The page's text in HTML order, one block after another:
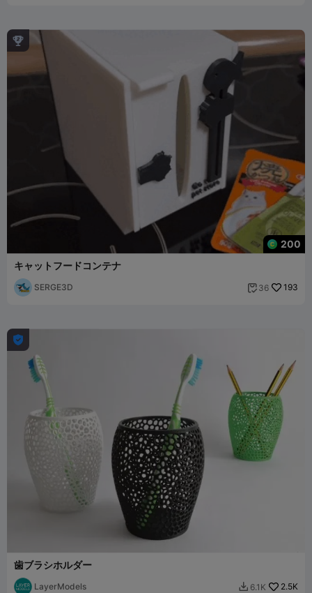
200

キャットフードコンテナ
SERGE3D  36 193

歯ブラシホルダー
LayerModels  6.1K 2.5K